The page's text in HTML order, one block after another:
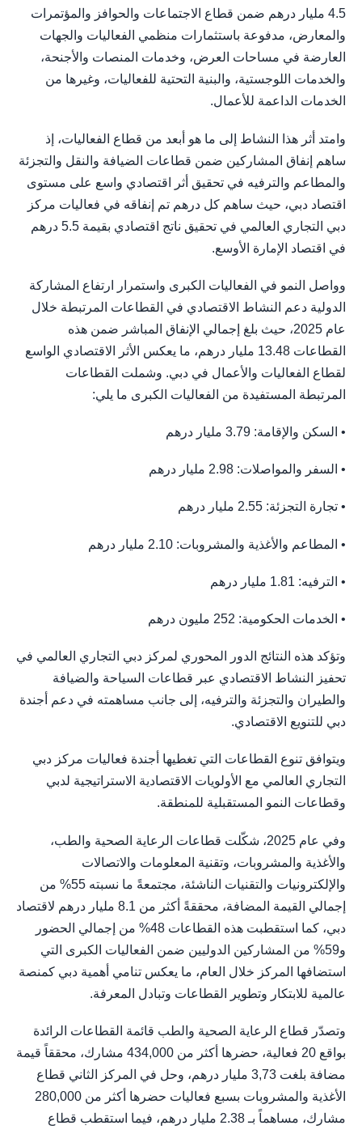
4.5 مليار درهم ضمن قطاع الاجتماعات والحوافز والمؤتمرات
والمعارض، مدفوعة باستثمارات منظمي الفعاليات والجهات
العارضة في مساحات العرض، وخدمات المنصات والأجنحة،
والخدمات اللوجستية، والبنية التحتية للفعاليات، وغيرها من
الخدمات الداعمة للأعمال.
وامتد أثر هذا النشاط إلى ما هو أبعد من قطاع الفعاليات، إذ
ساهم إنفاق المشاركين ضمن قطاعات الضيافة والنقل والتجزئة
والمطاعم والترفيه في تحقيق أثر اقتصادي واسع على مستوى
اقتصاد دبي، حيث ساهم كل درهم تم إنفاقه في فعاليات مركز
دبي التجاري العالمي في تحقيق ناتج اقتصادي بقيمة 5.5 درهم
في اقتصاد الإمارة الأوسع.
وواصل النمو في الفعاليات الكبرى واستمرار ارتفاع المشاركة
الدولية دعم النشاط الاقتصادي في القطاعات المرتبطة خلال
عام 2025، حيث بلغ إجمالي الإنفاق المباشر ضمن هذه
القطاعات 13.48 مليار درهم، ما يعكس الأثر الاقتصادي الواسع
لقطاع الفعاليات والأعمال في دبي. وشملت القطاعات
المرتبطة المستفيدة من الفعاليات الكبرى ما يلي:
• السكن والإقامة: 3.79 مليار درهم
• السفر والمواصلات: 2.98 مليار درهم
• تجارة التجزئة: 2.55 مليار درهم
• المطاعم والأغذية والمشروبات: 2.10 مليار درهم
• الترفيه: 1.81 مليار درهم
• الخدمات الحكومية: 252 مليون درهم
وتؤكد هذه النتائج الدور المحوري لمركز دبي التجاري العالمي في
تحفيز النشاط الاقتصادي عبر قطاعات السياحة والضيافة
والطيران والتجزئة والترفيه، إلى جانب مساهمته في دعم أجندة
دبي للتنويع الاقتصادي.
ويتوافق تنوع القطاعات التي تغطيها أجندة فعاليات مركز دبي
التجاري العالمي مع الأولويات الاقتصادية الاستراتيجية لدبي
وقطاعات النمو المستقبلية للمنطقة.
وفي عام 2025، شكّلت قطاعات الرعاية الصحية والطب،
والأغذية والمشروبات، وتقنية المعلومات والاتصالات
والإلكترونيات والتقنيات الناشئة، مجتمعةً ما نسبته 55% من
إجمالي القيمة المضافة، محققةً أكثر من 8.1 مليار درهم لاقتصاد
دبي، كما استقطبت هذه القطاعات 48% من إجمالي الحضور
و59% من المشاركين الدوليين ضمن الفعاليات الكبرى التي
استضافها المركز خلال العام، ما يعكس تنامي أهمية دبي كمنصة
عالمية للابتكار وتطوير القطاعات وتبادل المعرفة.
وتصدّر قطاع الرعاية الصحية والطب قائمة القطاعات الرائدة
بواقع 20 فعالية، حضرها أكثر من 434,000 مشارك، محققاً قيمة
مضافة بلغت 3,73 مليار درهم، وحل في المركز الثاني قطاع
الأغذية والمشروبات بسبع فعاليات حضرها أكثر من 280,000
مشارك، مساهماً بـ 2.38 مليار درهم، فيما استقطب قطاع